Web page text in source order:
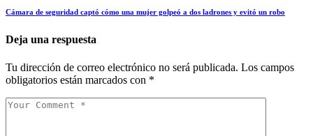
Cámara de seguridad captó cómo una mujer golpeó a dos ladrones y evitó un robo
Deja una respuesta
Tu dirección de correo electrónico no será publicada. Los campos
obligatorios están marcados con *